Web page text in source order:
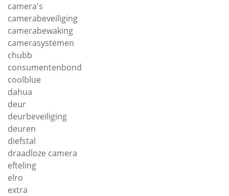
camera's
camerabeveiliging
camerabewaking
camerasystemen
chubb
consumentenbond
coolblue
dahua
deur
deurbeveiliging
deuren
diefstal
draadloze camera
efteling
elro
extra